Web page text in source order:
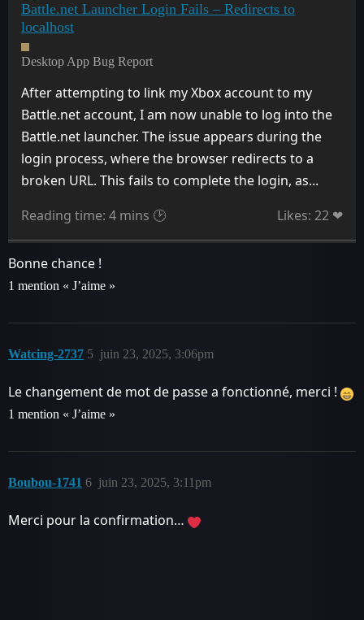
Battle.net Launcher Login Fails – Redirects to
localhost
Desktop App Bug Report
After attempting to link my Xbox account to my
Battle.net account, I am now unable to log into the
Battle.net launcher. The issue appears during the
login process, where the browser redirects to a
broken URL. This fails to complete the login, as...
Reading time: 4 mins 🕑
Likes: 22 ❤
Bonne chance !
1 mention « J’aime »
Watcing-2737 juin 23, 2025, 3:06pm
5
Le changement de mot de passe a fonctionné, merci !
1 mention « J’aime »
Boubou-1741 juin 23, 2025, 3:11pm
6
Merci pour la confirmation…